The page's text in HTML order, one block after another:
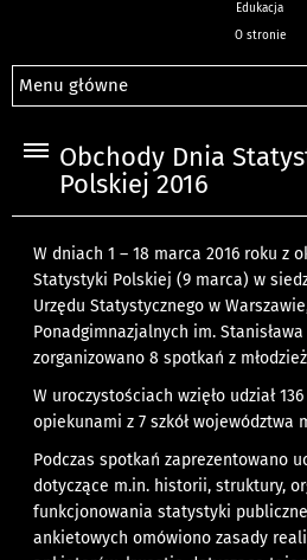
Edukacja
O stronie
Menu główne
Obchody Dnia
Polskiej 2016
W dniach 1 – 18 marca 2016 roku z
Statystyki Polskiej (9 marca) w
Urzędu Statystycznego w
Ponadgimnazjalnych im. Stanisława
zorganizowano 8 spotkań z
W uroczystościach wzięło udział
opiekunami z 7 szkół województwa
Podczas spotkań zaprezentowano
dotyczące m.in. historii, struktury,
funkcjonowania statystyki
ankietowych omówiono zasady